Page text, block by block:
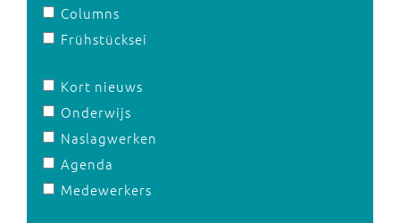
Columns
Frühstücksei
Kort nieuws
Onderwijs
Naslagwerken
Agenda
Medewerkers